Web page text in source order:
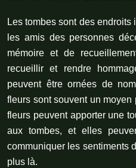
Les tombes sont des
les amis des personnes
mémoire et de
recueillir et rendre
peuvent être ornées de
fleurs sont souvent un
fleurs peuvent apporter une
aux tombes, et elles
communiquer les sentiments
plus là.